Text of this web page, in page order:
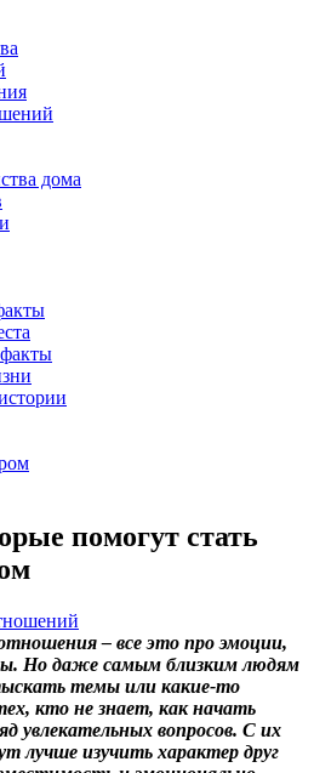
дома
помогут стать
– все это про эмоции,
Но даже самым близким людям
темы или какие-то
кто не знает, как начать
увлекательных вопросов. С их
лучше изучить характер друг